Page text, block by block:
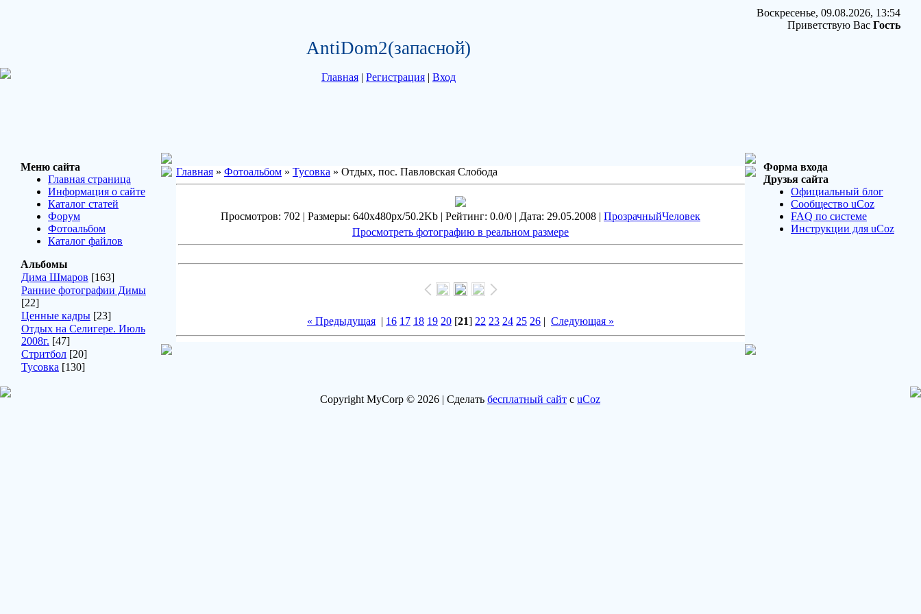
AntiDom2(запасной)
Главная | Регистрация | Вход
Воскресенье, 09.08.2026, 13:54
Приветствую Вас Гость
Меню сайта
Главная страница
Информация о сайте
Каталог статей
Форум
Фотоальбом
Каталог файлов
Альбомы
Дима Шмаров [163]
Ранние фотографии Димы
[22]
Ценные кадры [23]
Отдых на Селигере. Июль
2008г. [47]
Стритбол [20]
Тусовка [130]
Главная » Фотоальбом » Тусовка » Отдых, пос. Павловская Слобода
Просмотров: 702 | Размеры: 640x480px/50.2Kb | Рейтинг: 0.0/0 | Дата: 29.05.2008 | ПрозрачныйЧеловек
Просмотреть фотографию в реальном размере
« Предыдущая | 16 17 18 19 20 [21] 22 23 24 25 26 | Следующая »
Форма входа
Друзья сайта
Официальный блог
Сообщество uCoz
FAQ по системе
Инструкции для uCoz
Copyright MyCorp © 2026 | Сделать бесплатный сайт с uCoz